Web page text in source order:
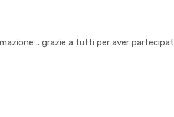
.. grazie a tutti per aver